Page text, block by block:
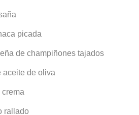
picada
de champiñones tajados
aceite de oliva
rallado